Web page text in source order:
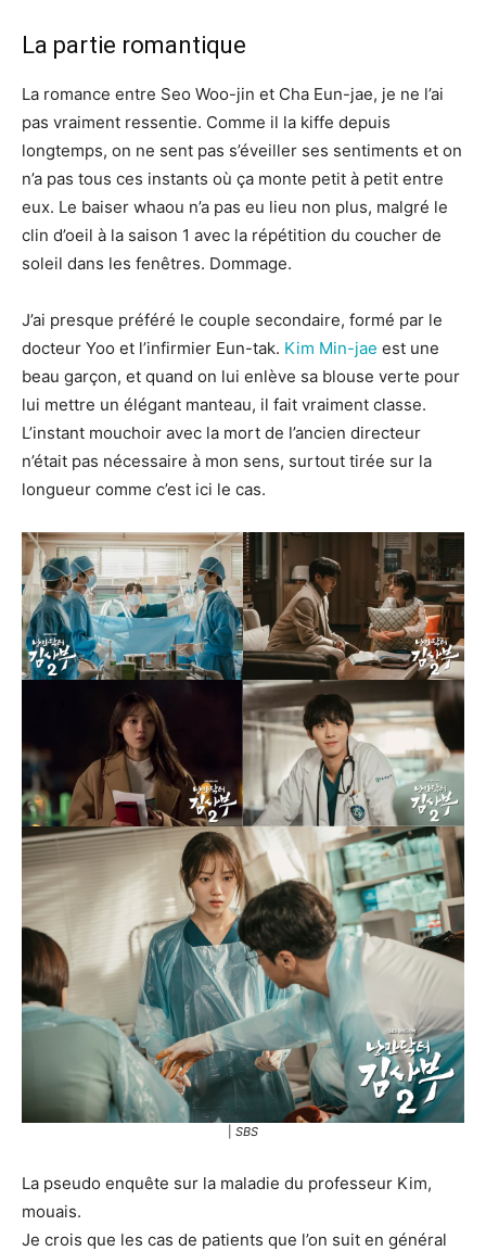
La partie romantique
La romance entre Seo Woo-jin et Cha Eun-jae, je ne l’ai
pas vraiment ressentie. Comme il la kiffe depuis
longtemps, on ne sent pas s’éveiller ses sentiments et on
n’a pas tous ces instants où ça monte petit à petit entre
eux. Le baiser whaou n’a pas eu lieu non plus, malgré le
clin d’oeil à la saison 1 avec la répétition du coucher de
soleil dans les fenêtres. Dommage.
J’ai presque préféré le couple secondaire, formé par le
docteur Yoo et l’infirmier Eun-tak. Kim Min-jae est une
beau garçon, et quand on lui enlève sa blouse verte pour
lui mettre un élégant manteau, il fait vraiment classe.
L’instant mouchoir avec la mort de l’ancien directeur
n’était pas nécessaire à mon sens, surtout tirée sur la
longueur comme c’est ici le cas.
SBS
La pseudo enquête sur la maladie du professeur Kim,
mouais.
Je crois que les cas de patients que l’on suit en général